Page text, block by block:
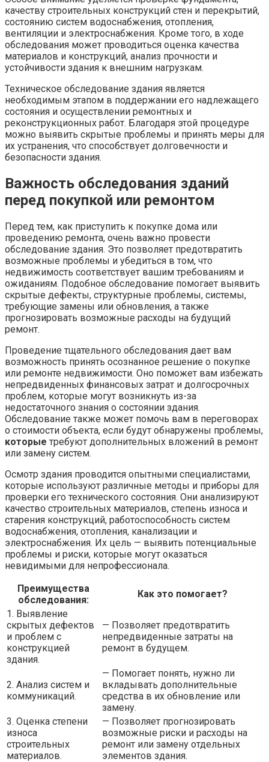
качеству строительных конструкций стен и перекрытий,
состоянию систем водоснабжения, отопления,
вентиляции и электроснабжения. Кроме того, в ходе
обследования может проводиться оценка качества
материалов и конструкций, анализ прочности и
устойчивости здания к внешним нагрузкам.
Техническое обследование здания является
необходимым этапом в поддержании его надлежащего
состояния и осуществлении ремонтных и
реконструкционных работ. Благодаря этой процедуре
можно выявить скрытые проблемы и принять меры для
их устранения, что способствует долговечности и
безопасности здания.
Важность обследования зданий
перед покупкой или ремонтом
Перед тем, как приступить к покупке дома или
проведению ремонта, очень важно провести
обследование здания. Это позволяет предотвратить
возможные проблемы и убедиться в том, что
недвижимость соответствует вашим требованиям и
ожиданиям. Подобное обследование помогает выявить
скрытые дефекты, структурные проблемы, системы,
требующие замены или обновления, а также
прогнозировать возможные расходы на будущий
ремонт.
Проведение тщательного обследования дает вам
возможность принять осознанное решение о покупке
или ремонте недвижимости. Оно поможет вам избежать
непредвиденных финансовых затрат и долгосрочных
проблем, которые могут возникнуть из-за
недостаточного знания о состоянии здания.
Обследование также может помочь вам в переговорах
о стоимости объекта, если будут обнаружены проблемы,
которые требуют дополнительных вложений в ремонт
или замену систем.
Осмотр здания проводится опытными специалистами,
которые используют различные методы и приборы для
проверки его технического состояния. Они анализируют
качество строительных материалов, степень износа и
старения конструкций, работоспособность систем
водоснабжения, отопления, канализации и
электроснабжения. Их цель — выявить потенциальные
проблемы и риски, которые могут оказаться
невидимыми для непрофессионала.
Преимущества
обследования:
Как это помогает?
1. Выявление
скрытых дефектов
и проблем с
конструкцией
здания.
— Позволяет предотвратить
непредвиденные затраты на
ремонт в будущем.
2. Анализ систем и
коммуникаций.
— Помогает понять, нужно ли
вкладывать дополнительные
средства в их обновление или
замену.
3. Оценка степени
износа
строительных
материалов.
— Позволяет прогнозировать
возможные риски и расходы на
ремонт или замену отдельных
элементов здания.